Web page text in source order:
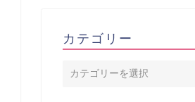
カテゴリー